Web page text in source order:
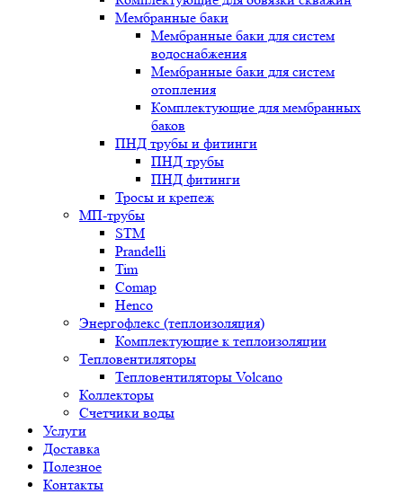
Мембранные баки
Мембранные баки для систем
водоснабжения
Мембранные баки для систем
отопления
Комплектующие для мембранных
баков
ПНД трубы и фитинги
ПНД трубы
ПНД фитинги
Тросы и крепеж
МП-трубы
STM
Prandelli
Tim
Comap
Henco
Энергофлекс (теплоизоляция)
Комплектующие к теплоизоляции
Тепловентиляторы
Тепловентиляторы Volcano
Коллекторы
Счетчики воды
Услуги
Доставка
Полезное
Контакты